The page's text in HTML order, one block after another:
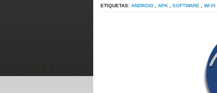
ETIQUETAS: ANDROID APK SOFTWARE WI-FI